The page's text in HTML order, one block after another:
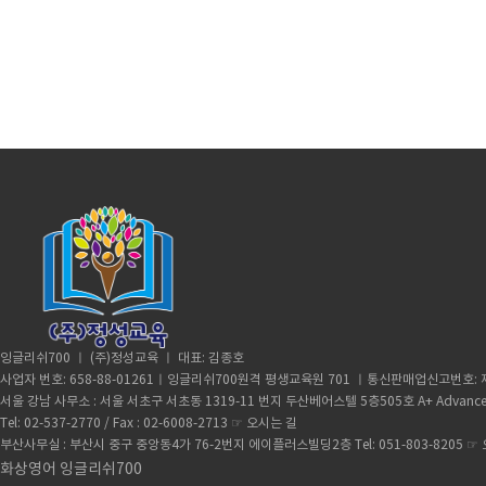
잉글리쉬700 ㅣ (주)정성교육 ㅣ 대표: 김종호
사업자 번호: 658-88-01261ㅣ잉글리쉬700원격 평생교육원 701 ㅣ통신판매업신고번호:
서울 강남 사무소 : 서울 서초구 서초동 1319-11 번지 두산베어스텔 5층505호 A+
Tel: 02-537-2770 / Fax : 02-6008-2713 ☞ 오시는 길
부산사무실 : 부산시 중구 중앙동4가 76-2번지 에이플러스빌딩2층 Tel: 051-803-8205 ☞
화상영어 잉글리쉬700